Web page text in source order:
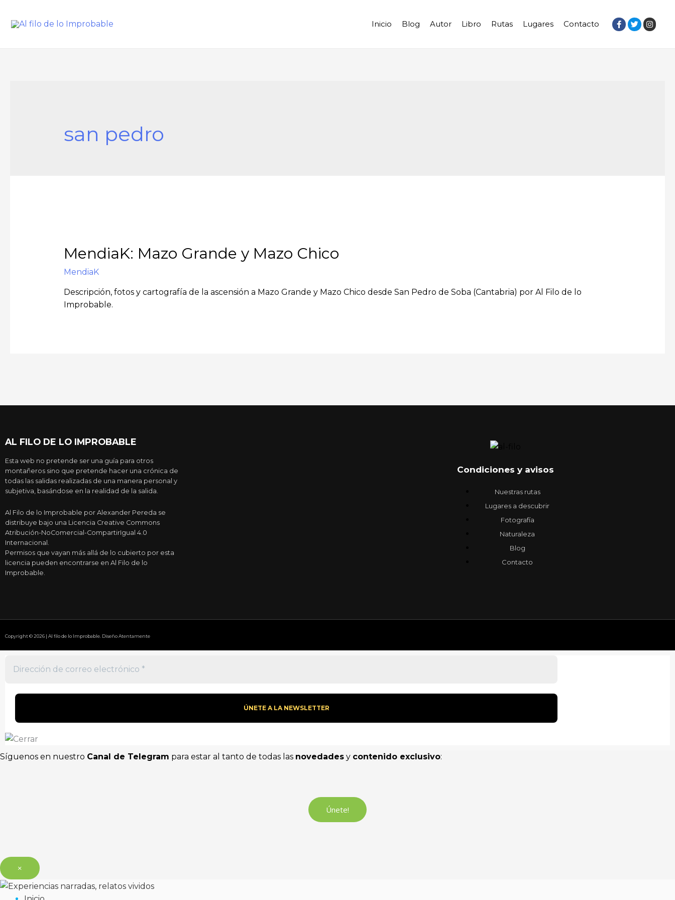
Inicio Blog Autor Libro Rutas Lugares Contacto
san pedro
MendiaK: Mazo Grande y Mazo Chico
MendiaK
Descripción, fotos y cartografía de la ascensión a Mazo Grande y Mazo Chico desde San Pedro de Soba (Cantabria) por Al Filo de lo
Improbable.
AL FILO DE LO IMPROBABLE
Esta web no pretende ser una guía para otros
montañeros sino que pretende hacer una crónica de
todas las salidas realizadas de una manera personal y
subjetiva, basándose en la realidad de la salida.
Al Filo de lo Improbable por Alexander Pereda se
distribuye bajo una Licencia Creative Commons
Atribución-NoComercial-CompartirIgual 4.0
Internacional.
Permisos que vayan más allá de lo cubierto por esta
licencia pueden encontrarse en Al Filo de lo
Improbable.
Condiciones y avisos
Nuestras rutas
Lugares a descubrir
Fotografía
Naturaleza
Blog
Contacto
Copyright © 2026 | Al filo de lo Improbable. Diseño Atentamente
Síguenos en nuestro Canal de Telegram para estar al tanto de todas las novedades y contenido exclusivo:
Únete!
×